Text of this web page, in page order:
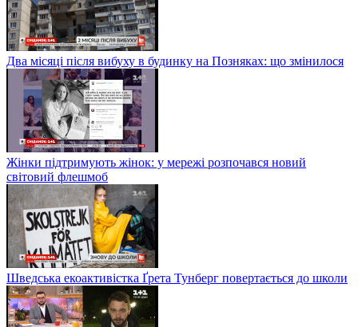
Два місяці після вибуху в будинку на Позняках: що змінилося
Жінки підтримують жінок: у мережі розпочався новий
світовий флешмоб
Шведська екоактивістка Ґрета Тунберг повертається до школи